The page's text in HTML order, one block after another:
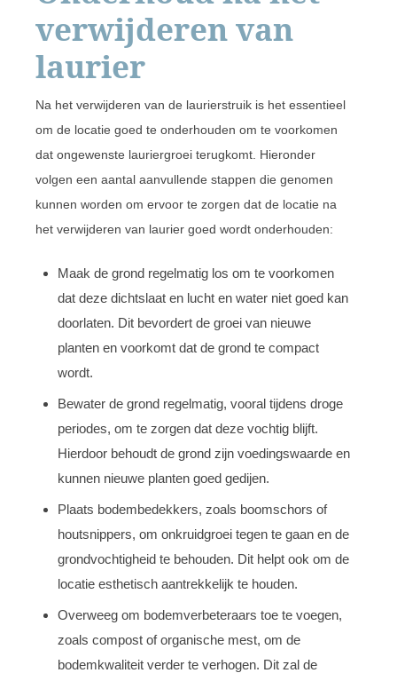
verwijderen van
laurier
Na het verwijderen van de laurierstruik is het essentieel
om de locatie goed te onderhouden om te voorkomen
dat ongewenste lauriergroei terugkomt. Hieronder
volgen een aantal aanvullende stappen die genomen
kunnen worden om ervoor te zorgen dat de locatie na
het verwijderen van laurier goed wordt onderhouden:
Maak de grond regelmatig los om te voorkomen
dat deze dichtslaat en lucht en water niet goed kan
doorlaten. Dit bevordert de groei van nieuwe
planten en voorkomt dat de grond te compact
wordt.
Bewater de grond regelmatig, vooral tijdens droge
periodes, om te zorgen dat deze vochtig blijft.
Hierdoor behoudt de grond zijn voedingswaarde en
kunnen nieuwe planten goed gedijen.
Plaats bodembedekkers, zoals boomschors of
houtsnippers, om onkruidgroei tegen te gaan en de
grondvochtigheid te behouden. Dit helpt ook om de
locatie esthetisch aantrekkelijk te houden.
Overweeg om bodemverbeteraars toe te voegen,
zoals compost of organische mest, om de
bodemkwaliteit verder te verhogen. Dit zal de